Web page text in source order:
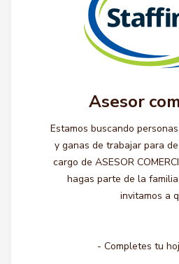
Asesor
Estamos buscando
y ganas de trabajar para
cargo de ASESOR
hagas parte de la
invitamos a
- Completes tu